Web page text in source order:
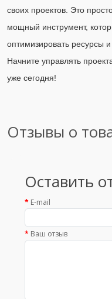
своих проектов. Это
мощный инструмент,
оптимизировать ресурсы
Начните управлять
уже сегодня!
Отзывы о
Оставить
E-mail
Ваш отзыв